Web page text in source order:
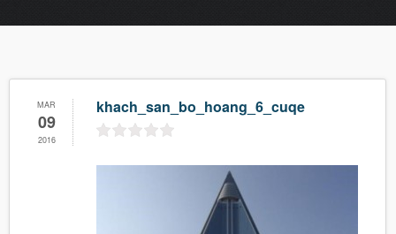
MAR
09
2016
khach_san_bo_hoang_6_cuqe